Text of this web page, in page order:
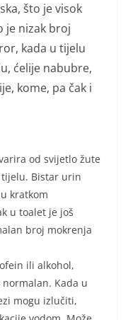
što je visok
je nizak broj
kada u tijelu
ćelije nabubre,
kome, pa čak i
od svijetlo žute
tijelu. Bistar urin
kratkom
u toalet je još
broj mokrenja
ili alkohol,
Kada u
mogu izlučiti,